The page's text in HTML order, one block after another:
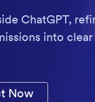
ChatGPT,
into
Now